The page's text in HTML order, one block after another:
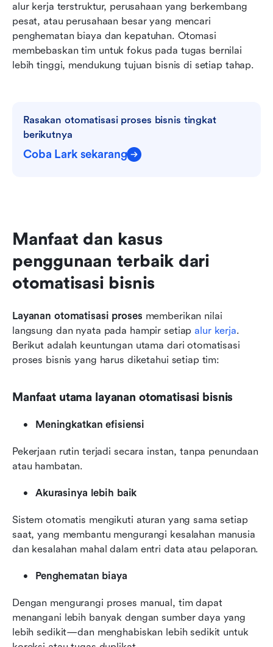
alur kerja terstruktur, perusahaan yang berkembang
pesat, atau perusahaan besar yang mencari
penghematan biaya dan kepatuhan. Otomasi
membebaskan tim untuk fokus pada tugas bernilai
lebih tinggi, mendukung tujuan bisnis di setiap tahap.
Rasakan otomatisasi proses bisnis tingkat
berikutnya
Coba Lark sekarang
Manfaat dan kasus
penggunaan terbaik dari
otomatisasi bisnis
Layanan otomatisasi proses memberikan nilai
langsung dan nyata pada hampir setiap alur kerja.
Berikut adalah keuntungan utama dari otomatisasi
proses bisnis yang harus diketahui setiap tim:
Manfaat utama layanan otomatisasi bisnis
Meningkatkan efisiensi
Pekerjaan rutin terjadi secara instan, tanpa penundaan
atau hambatan.
Akurasinya lebih baik
Sistem otomatis mengikuti aturan yang sama setiap
saat, yang membantu mengurangi kesalahan manusia
dan kesalahan mahal dalam entri data atau pelaporan.
Penghematan biaya
Dengan mengurangi proses manual, tim dapat
menangani lebih banyak dengan sumber daya yang
lebih sedikit—dan menghabiskan lebih sedikit untuk